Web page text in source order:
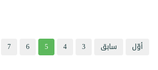
أوّل
سابق 3
4
5
6
7